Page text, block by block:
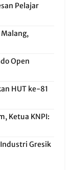
Pelajar
Open
HUT ke-81
Ketua KNPI:
Gresik